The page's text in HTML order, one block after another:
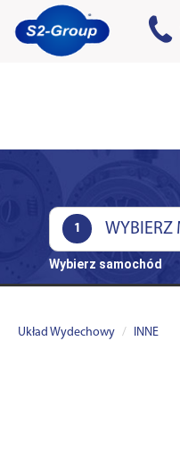
1
Wybierz samochód
Układ Wydechowy INNE